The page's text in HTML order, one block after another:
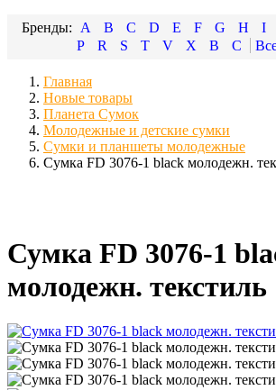
A B C D E F G H I
P
R S T V X В С
Главная
Новые товары
Планета Сумок
Молодежные и детские сумки
Сумки и планшеты молодежные
Сумка FD 3076-1 black молодежн.
Сумка FD 3076-1
молодежн. текстиль